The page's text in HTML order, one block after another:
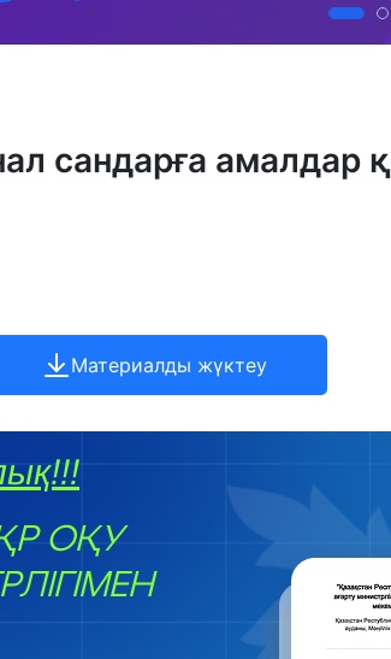
сандарға амалдар
Материалды жүктеу
ОҚУ